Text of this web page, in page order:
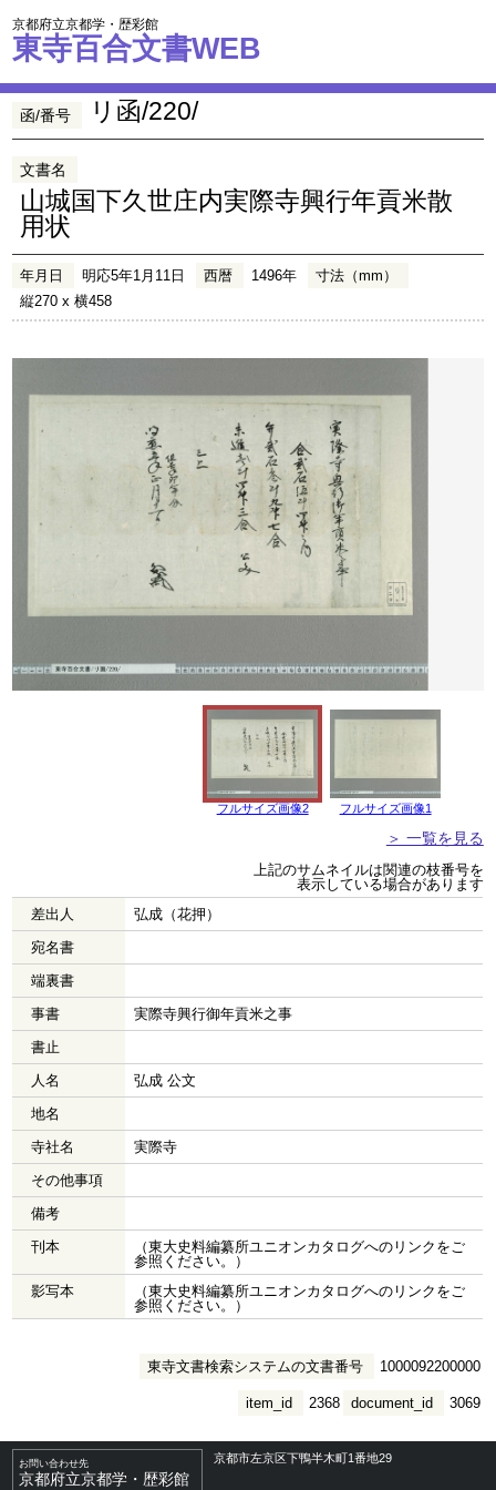
京都府立京都学・歴彩館
東寺百合文書WEB
函/番号 リ函/220/
文書名
山城国下久世庄内実際寺興行年貢米散
用状
年月日 明応5年1月11日 西暦 1496年
寸法（mm）
縦270 x 横458
フルサイズ画像2 フルサイズ画像1
＞ 一覧を見る
上記のサムネイルは関連の枝番号を
表示している場合があります
差出人
弘成（花押）
宛名書
端裏書
事書
実際寺興行御年貢米之事
書止
人名
弘成 公文
地名
寺社名
実際寺
その他事項
備考
刊本
（東大史料編纂所ユニオンカタログへのリンクをご
参照ください。）
影写本
（東大史料編纂所ユニオンカタログへのリンクをご
参照ください。）
東寺文書検索システムの文書番号 1000092200000
document_id 3069
item_id 2368
お問い合わせ先
京都府立京都学・歴彩館
京都市左京区下鴨半木町1番地29